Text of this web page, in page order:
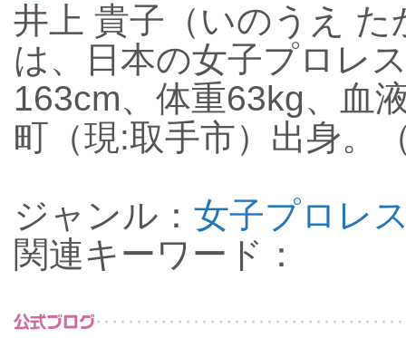
井上 貴子（いのうえ
は、日本の女子プロレ
163cm、体重63kg、血
町（現:取手市）出身。
ジャンル： 女子プロレ
関連キーワード：